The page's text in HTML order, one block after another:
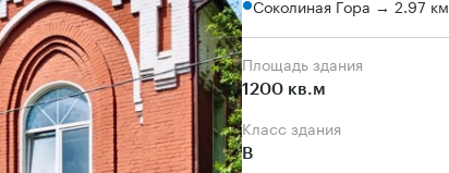
Соколиная Гора → 2.97 км
Площадь здания
1200 кв.м
Класс здания
B